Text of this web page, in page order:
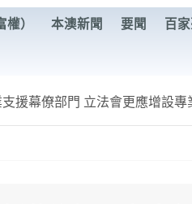
） 本澳新聞 要聞 百
援幕僚部門 立法會更應增設專